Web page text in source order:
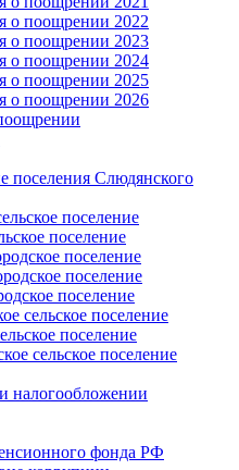
о поощрении 2022
о поощрении 2023
о поощрении 2024
о поощрении 2025
о поощрении 2026
поселения Слюдянского
поселение
поселение
поселение
поселение
поселение
сельское поселение
поселение
сельское поселение
налогообложении
фонда РФ